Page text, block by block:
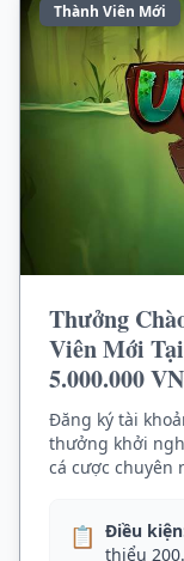
Thành Viên Mới
Thưởng
Viên Mới
5.000.000
Đăng ký tài
thưởng khởi
cá cược chuyên
📋 Điều
thiểu